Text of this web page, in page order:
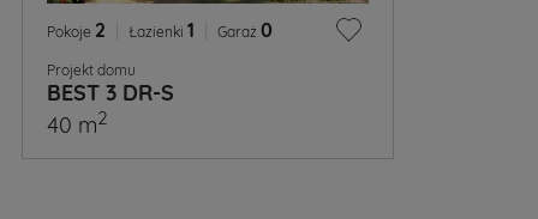
Pokoje 2 Łazienki 1 Garaż 0
Projekt domu
BEST 3 DR-S
40 m2